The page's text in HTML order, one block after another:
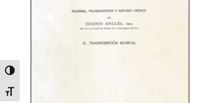
Canvia Alt Contrast
Canvia mida de lletra